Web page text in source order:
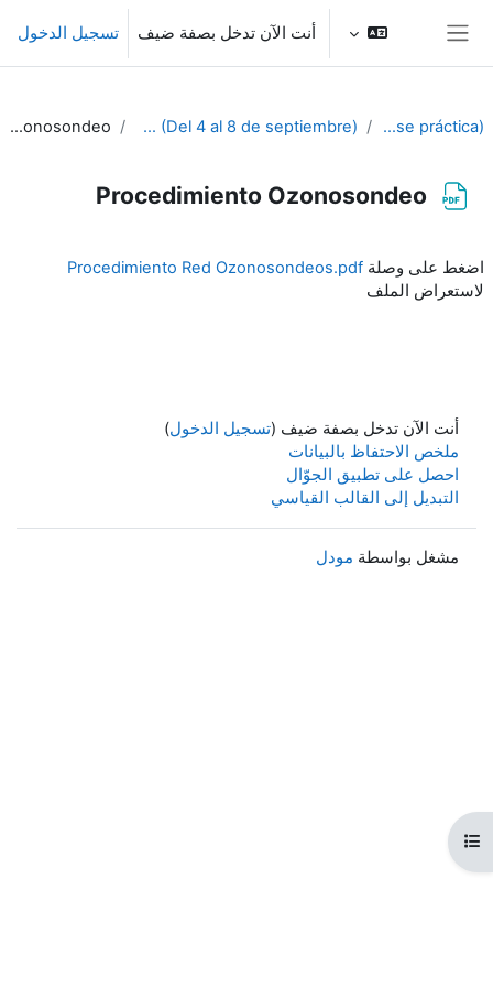
تخطى إلى المحتوى الرئيسي
أنت الآن تدخل بصفة ضيف تسجيل الدخول
المقرر
PIB-M 4ª Ed. (fase práctica)
1º SEMANA: CHARLAS TEMÁTICAS (Del 4 al 8 de septiembre)
Procedimiento Ozonosondeo
Procedimiento Ozonosondeo
اضغط على وصلة Procedimiento Red Ozonosondeos.pdf
لاستعراض الملف
أنت الآن تدخل بصفة ضيف (تسجيل الدخول)
ملخص الاحتفاظ بالبيانات
احصل على تطبيق الجوّال
التبديل إلى القالب القياسي
مشغل بواسطة مودل